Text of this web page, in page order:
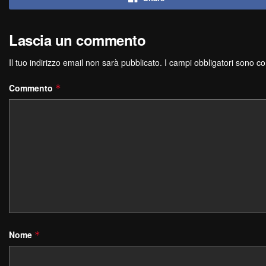
Lascia un commento
Il tuo indirizzo email non sarà pubblicato. I campi obbligatori sono
Commento *
Nome *